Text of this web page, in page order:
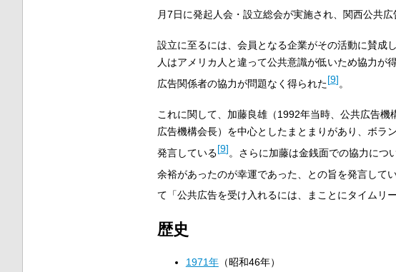
月7日に発起人会・設立総会が実施され、関西公共
設立に至るには、会員となる企業がその活動に賛成
人はアメリカ人と違って公共意識が低いため協力が
広告関係者の協力が問題なく得られた[9]。
これに関して、加藤良雄（1992年当時、公共広告
広告機構会長）を中心としたまとまりがあり、ボラ
発言している[9]。さらに加藤は金銭面での協力につ
余裕があったのが幸運であった、との旨を発言して
て「公共広告を受け入れるには、まことにタイムリ
歴史
1971年（昭和46年）